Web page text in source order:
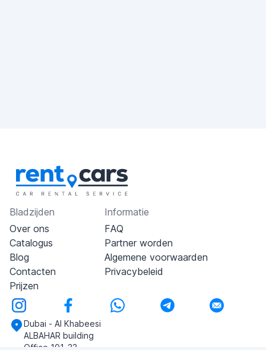
Bladzijden
Over ons
Catalogus
Blog
Contacten
Prijzen
Informatie
FAQ
Partner worden
Algemene voorwaarden
Privacybeleid
Dubai - Al Khabeesi
ALBAHAR building
Office 101-33